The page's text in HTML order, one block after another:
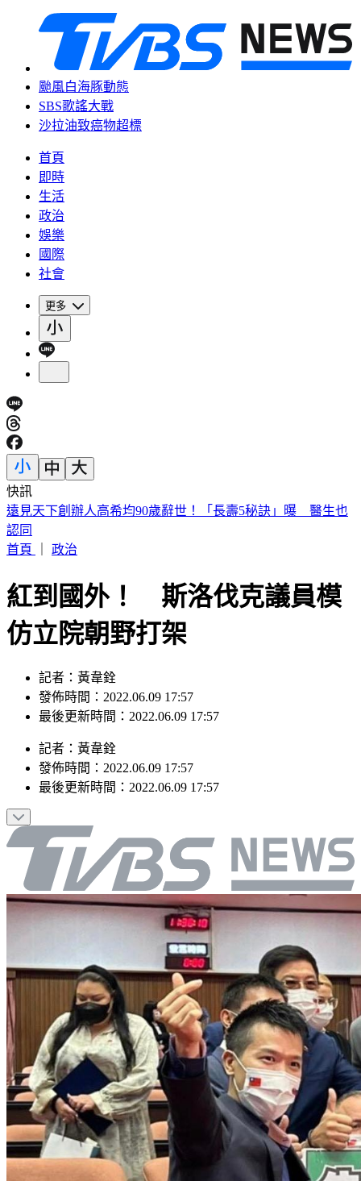
颱風白海豚動態
SBS歌謠大戰
沙拉油致癌物超標
首頁
即時
生活
政治
娛樂
國際
社會
更多
快訊
美股開盤／聯準會升息疑慮意外減緩！標普、那指「雙開高」
首頁
紅到國外！ 斯洛伐克議員模
仿立院朝野打架
發佈時間：2022.06.09 17:57
最後更新時間：2022.06.09 17:57
發佈時間：2022.06.09 17:57
最後更新時間：2022.06.09 17:57